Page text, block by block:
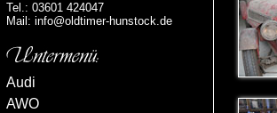
Tel.: 03601 424047
Mail:info@oldtimer-hunstock.de
Audi
AWO